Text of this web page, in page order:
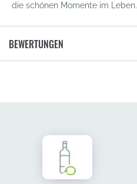
die schönen Momente im Leben.
BEWERTUNGEN